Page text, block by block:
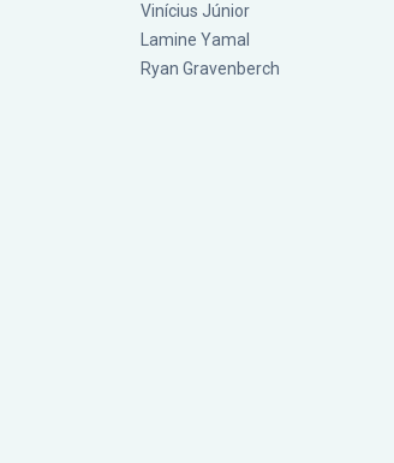
Vinícius Júnior
Lamine Yamal
Ryan Gravenberch